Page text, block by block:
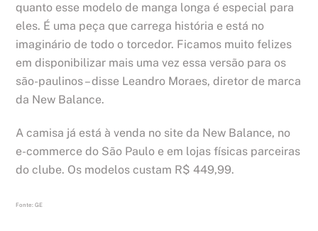
quanto esse modelo de manga longa é especial para
eles. É uma peça que carrega história e está no
imaginário de todo o torcedor. Ficamos muito felizes
em disponibilizar mais uma vez essa versão para os
são-paulinos – disse Leandro Moraes, diretor de marca
da New Balance.
A camisa já está à venda no site da New Balance, no
e-commerce do São Paulo e em lojas físicas parceiras
do clube. Os modelos custam R$ 449,99.
Fonte: GE